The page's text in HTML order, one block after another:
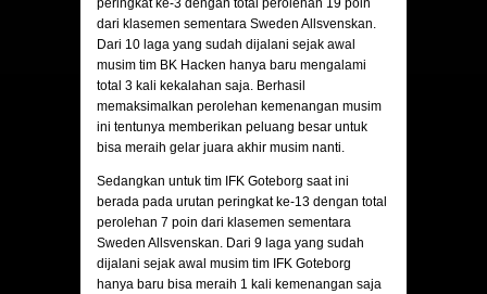
peringkat ke-3 dengan total perolehan 19 poin
dari klasemen sementara Sweden Allsvenskan.
Dari 10 laga yang sudah dijalani sejak awal
musim tim BK Hacken hanya baru mengalami
total 3 kali kekalahan saja. Berhasil
memaksimalkan perolehan kemenangan musim
ini tentunya memberikan peluang besar untuk
bisa meraih gelar juara akhir musim nanti.
Sedangkan untuk tim IFK Goteborg saat ini
berada pada urutan peringkat ke-13 dengan total
perolehan 7 poin dari klasemen sementara
Sweden Allsvenskan. Dari 9 laga yang sudah
dijalani sejak awal musim tim IFK Goteborg
hanya baru bisa meraih 1 kali kemenangan saja